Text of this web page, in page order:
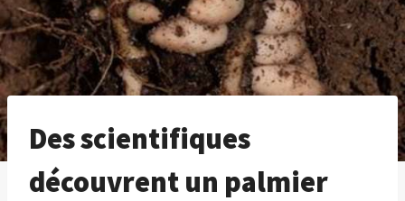
Des scientifiques
découvrent un palmier